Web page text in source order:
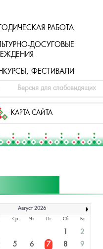
РАБОТА
ДОСУГОВЫЕ
ФЕСТИВАЛИ
Версия для слабовидящих
КАРТА САЙТА
Август 2026
Ср Чт Пт Сб Вс
1
2
5 6 7 8
9